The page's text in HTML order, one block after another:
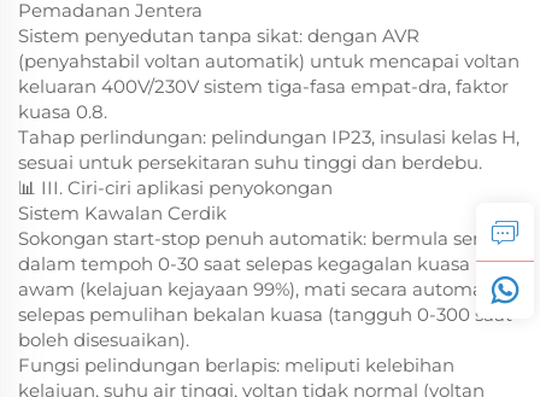
Pemadanan Jentera
Sistem penyedutan tanpa sikat: dengan AVR
(penyahstabil voltan automatik) untuk mencapai voltan
keluaran 400V/230V sistem tiga-fasa empat-dra, faktor
kuasa 0.8.
Tahap perlindungan: pelindungan IP23, insulasi kelas H,
sesuai untuk persekitaran suhu tinggi dan berdebu.
📊 III. Ciri-ciri aplikasi penyokongan
Sistem Kawalan Cerdik
Sokongan start-stop penuh automatik: bermula sendiri
dalam tempoh 0-30 saat selepas kegagalan kuasa
awam (kelajuan kejayaan 99%), mati secara automatik
selepas pemulihan bekalan kuasa (tangguh 0-300 saat
boleh disesuaikan).
Fungsi pelindungan berlapis: meliputi kelebihan
kelajuan, suhu air tinggi, voltan tidak normal (voltan